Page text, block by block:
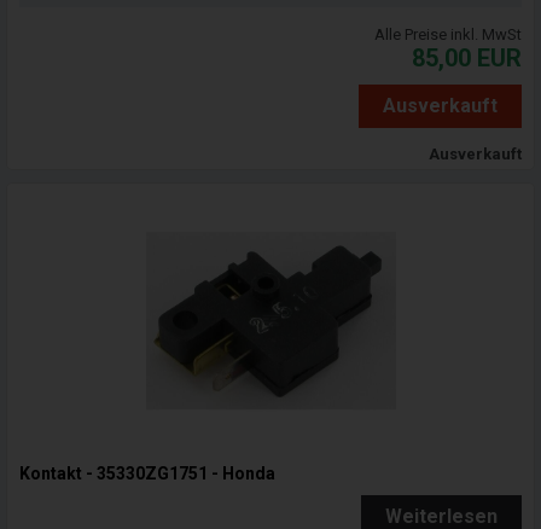
Alle Preise inkl. MwSt
85,00 EUR
Ausverkauft
Ausverkauft
Kontakt - 35330ZG1751 - Honda
Weiterlesen